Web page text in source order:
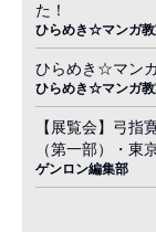
た！
ひらめき☆マンガ
ひらめき☆マン
ひらめき☆マンガ
【展覧会】弓指
（第一部）・東
ゲンロン編集部